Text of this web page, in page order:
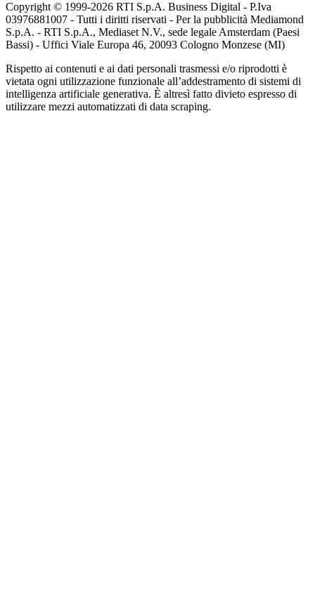
Copyright © 1999-2026 RTI S.p.A. Business Digital - P.Iva
03976881007 - Tutti i diritti riservati - Per la pubblicità Mediamond
S.p.A. - RTI S.p.A., Mediaset N.V., sede legale Amsterdam (Paesi
Bassi) - Uffici Viale Europa 46, 20093 Cologno Monzese (MI)
Rispetto ai contenuti e ai dati personali trasmessi e/o riprodotti è
vietata ogni utilizzazione funzionale all’addestramento di sistemi di
intelligenza artificiale generativa. È altresì fatto divieto espresso di
utilizzare mezzi automatizzati di data scraping.